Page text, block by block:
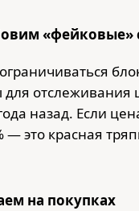
«фейковые»
отслеживания
назад. Если
— это красная
на покупках